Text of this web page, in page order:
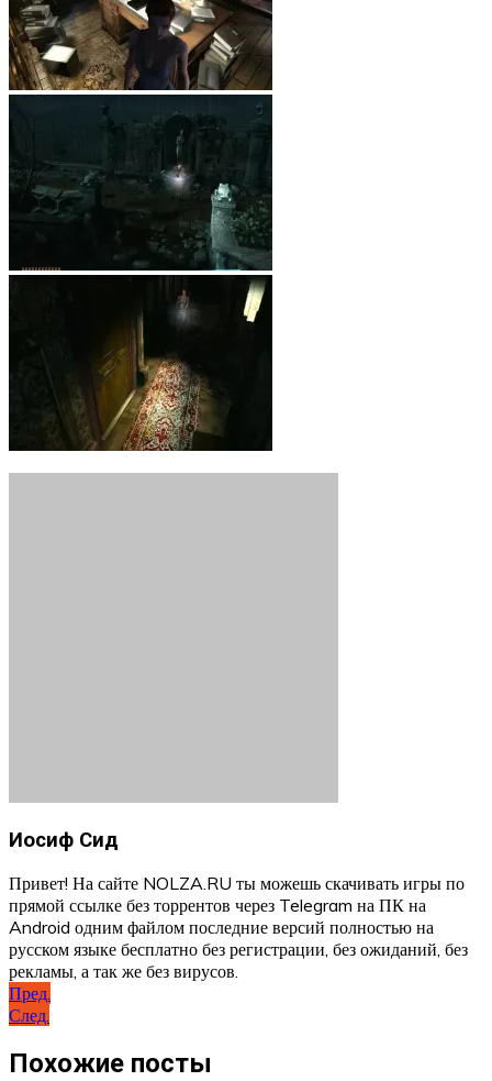
Иосиф Сид
Привет! На сайте NOLZA.RU ты можешь скачивать игры по
прямой ссылке без торрентов через Telegram на ПК на
Android одним файлом последние версий полностью на
русском языке бесплатно без регистрации, без ожиданий, без
рекламы, а так же без вирусов.
Навигация
по
записям
Пред.
След.
Похожие посты